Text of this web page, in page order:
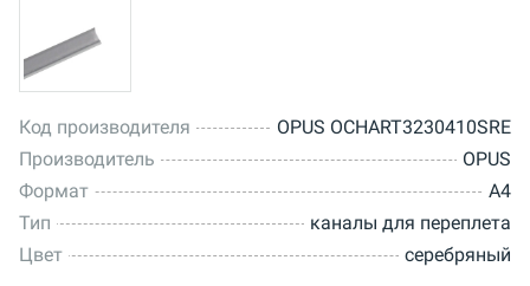
Код производителя
OPUS OCHART3230410SRE
Производитель
OPUS
Формат
A4
Тип
каналы для переплета
Цвет
серебряный